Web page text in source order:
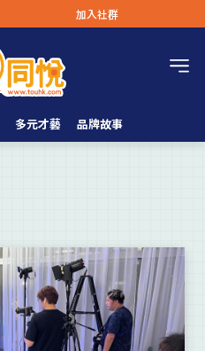
加入社群
多元才藝 品牌故事